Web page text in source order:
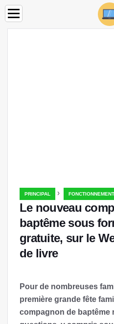
PRINCIPAL ›
Le nouveau
baptême sous
gratuite, sur le
de livre
Pour de nombreuses
première grande fête
compagnon de baptême